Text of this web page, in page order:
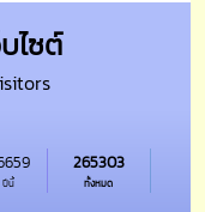
ไซต์
ปีนี้ ทั้งหมด
265303